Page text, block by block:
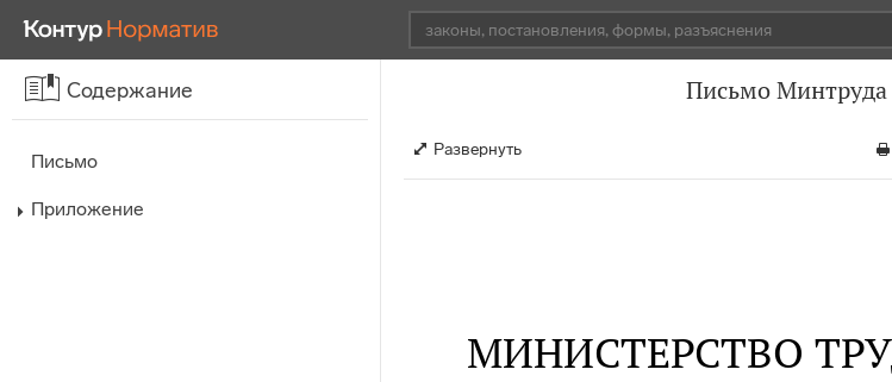
Содержание
Письмо
Приложение
Письмо
Развернуть
МИНИСТЕРСТВО